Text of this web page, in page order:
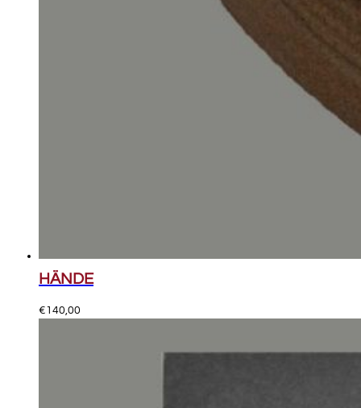
HÄNDE
€140,00